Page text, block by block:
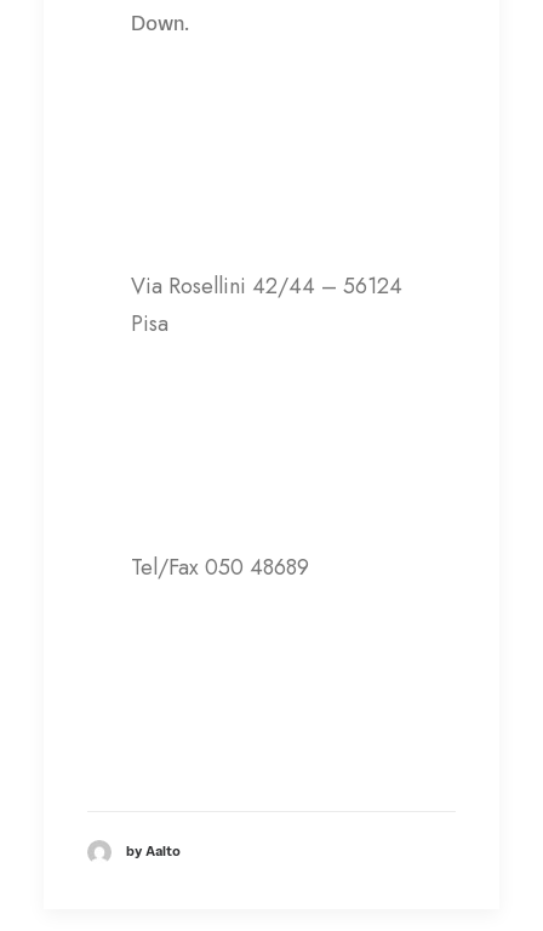
Down.
Via Rosellini 42/44 – 56124
Pisa
Tel/Fax 050 48689
by Aalto